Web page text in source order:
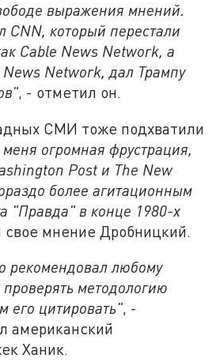
выражения мнений.
CNN, который перестали
Cable News Network, а
News Network, дал Трампу
, - отметил он.
СМИ тоже подхватили
огромная фрустрация,
Post и The New
более агитационным
"Правда" в конце 1980-х
свое мнение Дробницкий.
рекомендовал любому
методологию
его цитировать", -
американский
Ханик.